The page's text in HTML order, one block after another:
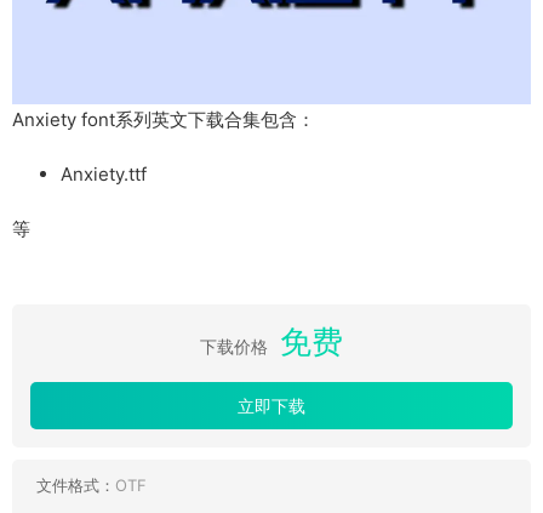
Anxiety font系列英文下载合集包含：
Anxiety.ttf
等
下载价格 免费
立即下载
文件格式： OTF